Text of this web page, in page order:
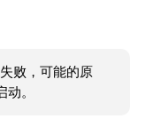
败，可能的原
。